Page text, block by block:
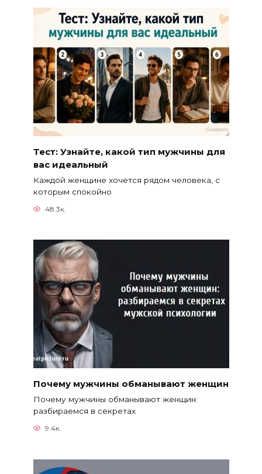
Тест: Узнайте, какой тип мужчины для
вас идеальный
Каждой женщине хочется рядом человека, с
которым спокойно
48.3к.
Почему мужчины обманывают женщин
Почему мужчины обманывают женщин:
разбираемся в секретах
9.4к.